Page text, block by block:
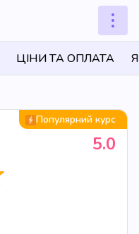
ЦІНИ ТА ОПЛАТА
Популярний курс
5.0